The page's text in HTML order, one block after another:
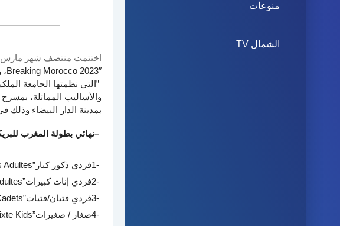
منوعات
الشمال TV
اختتمت منتصف شهر مارس
Breaking Morocco 2023″
”التي نظمتها الجامعة
والأساليب المماثلة،
بمدينة الدار البيضاء وذلك
–نهائي بطولة المغرب
1-فردي ذكور كبارAdultes”
2-فردي إناث كبيرات
3-فردي فتيان/فتيات
4-صغار / صغيراتKids”